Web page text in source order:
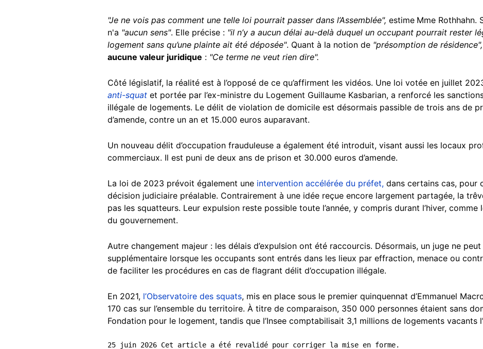
"Je ne vois pas comment une telle loi pourrait passer dans l’Assemblée", estime Mme Rothhahn.
n'a "aucun sens". Elle précise : "il n’y a aucun délai au-delà duquel un occupant pourrait rester
logement sans qu’une plainte ait été déposée". Quant à la notion de "présomption de résidence",
aucune valeur juridique : "Ce terme ne veut rien dire".
Côté législatif, la réalité est à l’opposé de ce qu’affirment les vidéos. Une loi votée en juillet
anti-squat et portée par l’ex-ministre du Logement Guillaume Kasbarian, a renforcé les
illégale de logements. Le délit de violation de domicile est désormais passible de trois ans de
d’amende, contre un an et 15.000 euros auparavant.
Un nouveau délit d’occupation frauduleuse a également été introduit, visant aussi les locaux
commerciaux. Il est puni de deux ans de prison et 30.000 euros d’amende.
La loi de 2023 prévoit également une intervention accélérée du préfet, dans certains cas, pour
décision judiciaire préalable. Contrairement à une idée reçue encore largement partagée, la
pas les squatteurs. Leur expulsion reste possible toute l’année, y compris durant l’hiver,
du gouvernement.
Autre changement majeur : les délais d’expulsion ont été raccourcis. Désormais, un juge ne
supplémentaire lorsque les occupants sont entrés dans les lieux par effraction, menace ou
de faciliter les procédures en cas de flagrant délit d’occupation illégale.
En 2021, l’Observatoire des squats, mis en place sous le premier quinquennat d’Emmanuel
170 cas sur l’ensemble du territoire. À titre de comparaison, 350 000 personnes étaient sans
Fondation pour le logement, tandis que l’Insee comptabilisait 3,1 millions de logements vacants
25 juin 2026 Cet article a été revalidé pour corriger la mise en forme.